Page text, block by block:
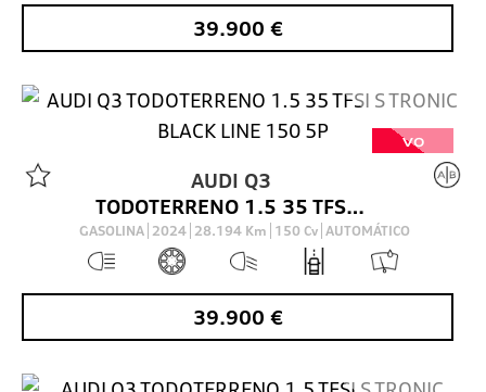
39.900 €
VO
AUDI Q3
TODOTERRENO 1.5 35 TFSI S TRONIC BLACK LINE 150 5P
GASOLINA 2024 28.194 Km 150 Cv AUTOMÁTICO
39.900 €